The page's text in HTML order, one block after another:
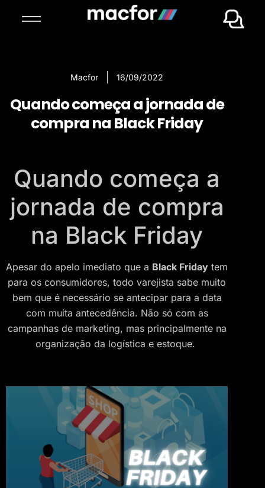
Macfor 16/09/2022
Quando começa a jornada de
compra na Black Friday
Quando começa a
jornada de compra
na Black Friday
Apesar do apelo imediato que a Black Friday tem
para os consumidores, todo varejista sabe muito
bem que é necessário se antecipar para a data
com muita antecedência. Não só com as
campanhas de marketing, mas principalmente na
organização da logística e estoque.